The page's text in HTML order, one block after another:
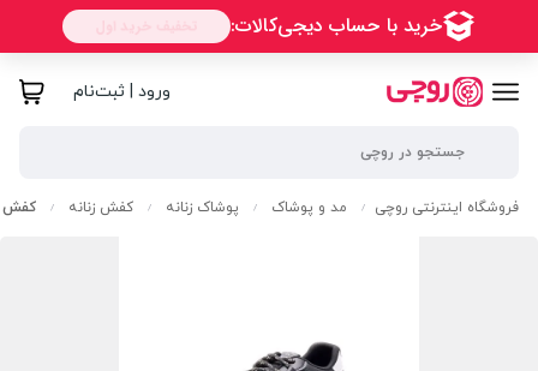
ورود | ثبت‌نام
فروشگاه اینترنتی روچی / مد و پوشاک / پوشاک زنانه / کفش زنانه / کفش